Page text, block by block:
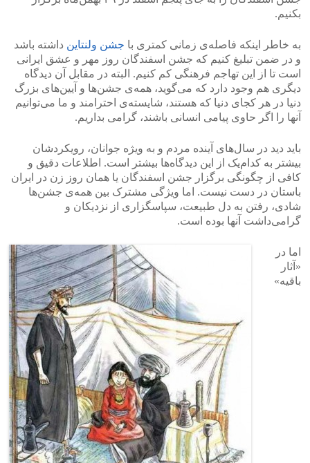
بکنیم.
به خاطر اینکه فاصله‌ی زمانی کمتری با جشن ولنتاین داشته باشد
و در ضمن تبلیغ کنیم که جشن اسفندگان روز مهر و عشق ایرانی
است تا از این تهاجم فرهنگی کم کنیم. البته در مقابل آن دیدگاه
دیگری هم وجود دارد که می‌گوید، همه‌ی جشن‌ها و آیین‌های بزرگ
دنیا در هر کجای دنیا که هستند، شایسته‌ی احترامند و ما می‌توانیم
‌آنها را اگر حاوی پیامی انسانی باشند، گرامی بداریم.
باید دید در سال‌های آینده مردم و به ویژ‌ه ‌جوانان، رویکردشان
بیشتر به کدام‌یک از این دیدگاه‌ها بیشتر است. اطلاعات دقیق و
کافی از چگونگی برگزار جشن اسفندگان یا همان روز زن در ایران
باستان در دست نیست. اما ویژگی مشترک بین همه‌ی جشن‌ها
شادی، رفتن به دل طبیعت، سپاسگزاری از نزدیکان و
گرامی‌داشت آنها بوده است.
اما در
«آثار
باقیه»